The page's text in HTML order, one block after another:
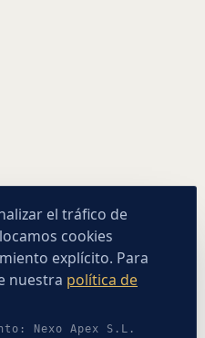
el tráfico de
cookies
explícito. Para
nuestra política de
Nexo Apex S.L.